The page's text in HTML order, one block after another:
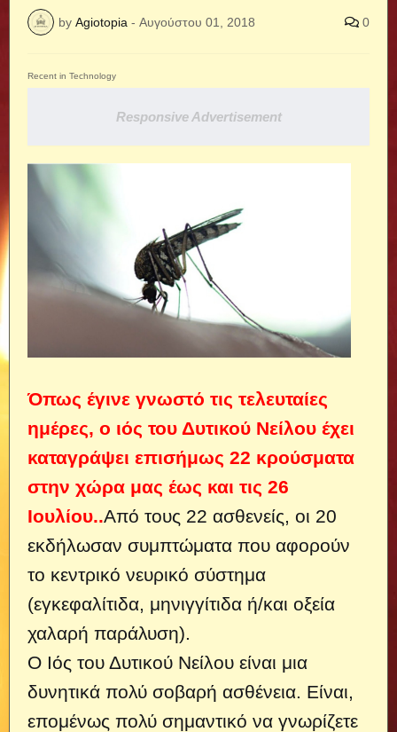
by Agiotopia - Αυγούστου 01, 2018 0
Recent in Technology
Responsive Advertisement
Όπως έγινε γνωστό τις τελευταίες
ημέρες, ο ιός του Δυτικού Νείλου έχει
καταγράψει επισήμως 22 κρούσματα
στην χώρα μας έως και τις 26
Ιουλίου..Από τους 22 ασθενείς, οι 20
εκδήλωσαν συμπτώματα που αφορούν
το κεντρικό νευρικό σύστημα
(εγκεφαλίτιδα, μηνιγγίτιδα ή/και οξεία
χαλαρή παράλυση).
Ο Ιός του Δυτικού Νείλου είναι μια
δυνητικά πολύ σοβαρή ασθένεια. Είναι,
επομένως πολύ σημαντικό να γνωρίζετε